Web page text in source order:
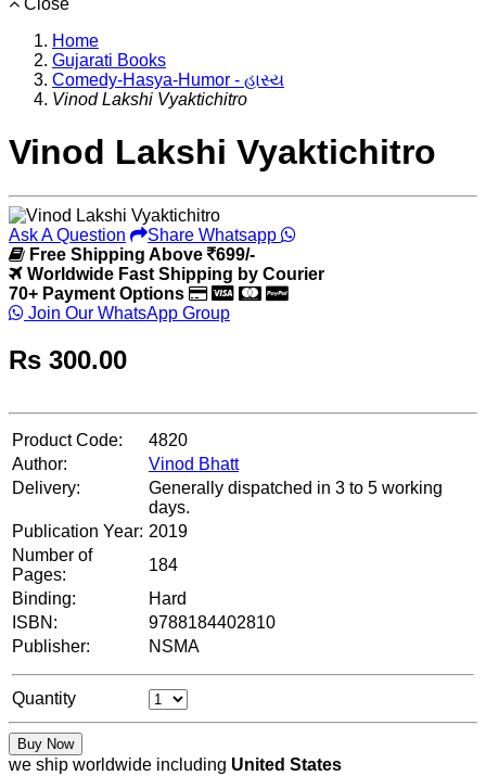
Home
Gujarati Books
Comedy-Hasya-Humor - હાસ્ય
Vinod Lakshi Vyaktichitro
Vinod Lakshi Vyaktichitro
Ask A Question
Share Whatsapp
Free Shipping Above
699/-
Worldwide Fast Shipping by Courier
70+ Payment Options
Join Our WhatsApp Group
Rs 300.00
Product Code:
4820
Author:
Vinod Bhatt
Delivery:
Generally dispatched in 3 to 5 working
days.
Publication Year: 2019
Number of
Pages:
184
Binding:
Hard
ISBN:
9788184402810
Publisher:
NSMA
Quantity
Buy Now
we ship worldwide including United States